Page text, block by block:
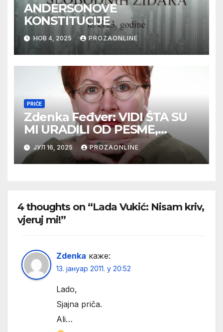
ANDERSONOVE
KONSTITUCIJE
НОВ 4, 2025 PROZAONLINE
PRIČE
Zdenka Feđver: VIDI ŠTA SU
MI URADILI OD PESME,
MAMA*
ЈУЛ 16, 2025 PROZAONLINE
4 thoughts on “Lada Vukić: Nisam kriv,
vjeruj mi!”
Zdenka каже:
13. јануар 2011. у 20:52
Lado,
Sjajna priča.
Ali…